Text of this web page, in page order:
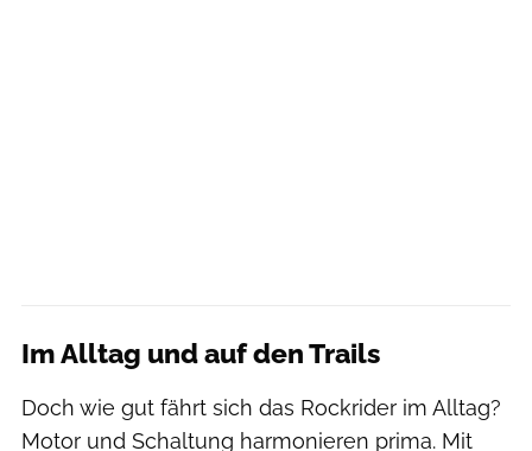
Im Alltag und auf den Trails
Doch wie gut fährt sich das Rockrider im Alltag?
Motor und Schaltung harmonieren prima. Mit